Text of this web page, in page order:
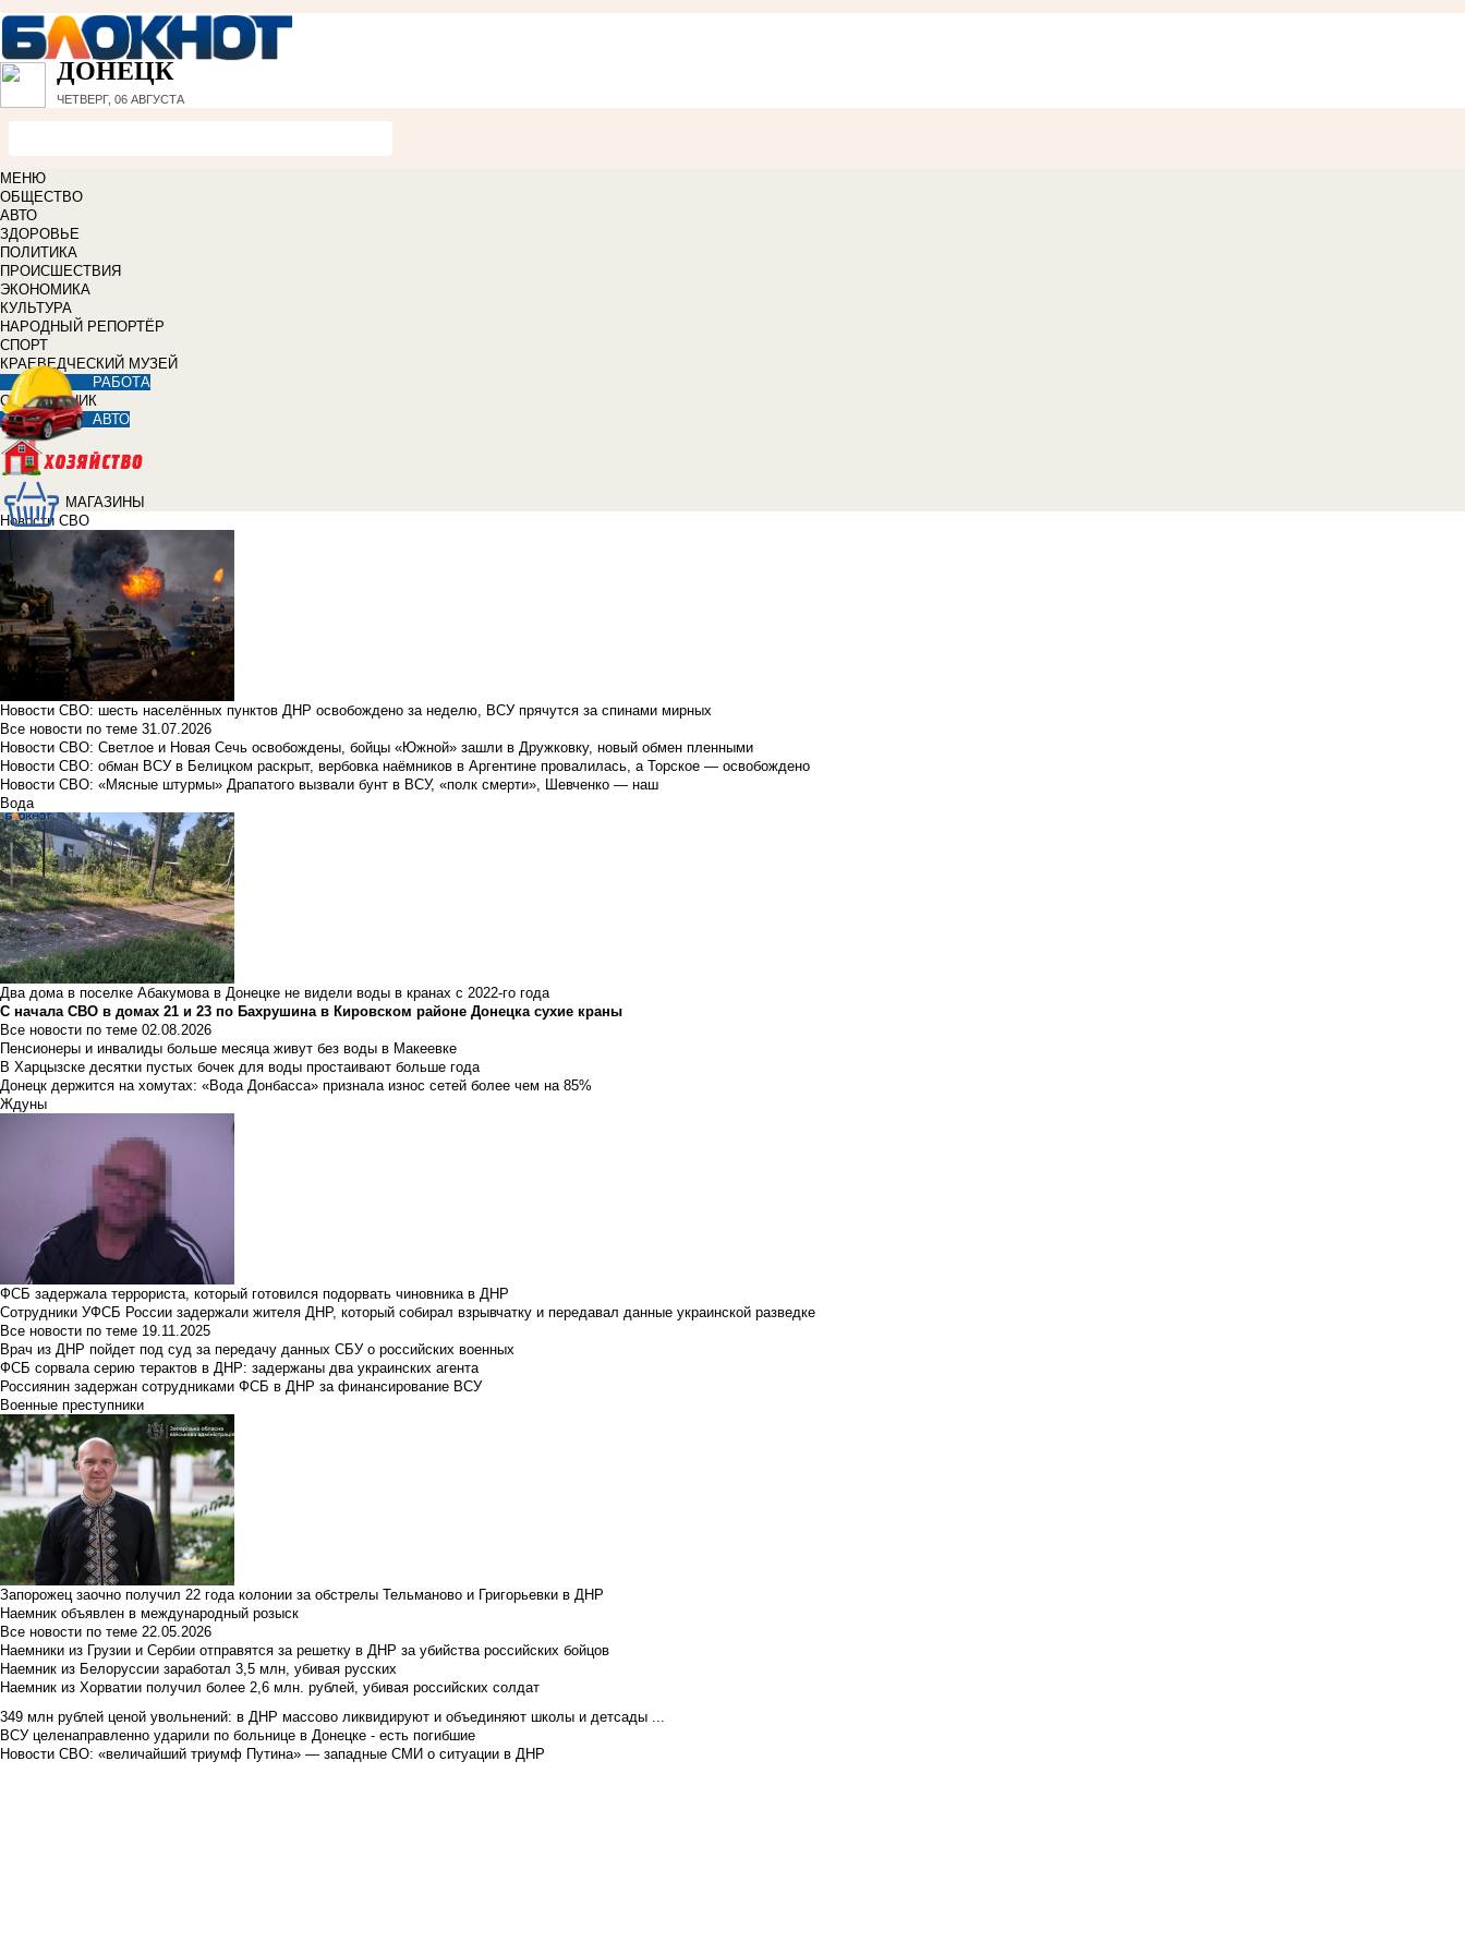
ДОНЕЦК
ЧЕТВЕРГ, 06 АВГУСТА
МЕНЮ
ОБЩЕСТВО
АВТО
ЗДОРОВЬЕ
ПОЛИТИКА
ПРОИСШЕСТВИЯ
ЭКОНОМИКА
КУЛЬТУРА
НАРОДНЫЙ РЕПОРТЁР
СПОРТ
КРАЕВЕДЧЕСКИЙ МУЗЕЙ
РАБОТА
СПРАВОЧНИК
АВТО
МАГАЗИНЫ
Новости СВО
Новости СВО: шесть населённых пунктов ДНР освобождено за неделю, ВСУ прячутся за спинами мирных
Все новости по теме 31.07.2026
Новости СВО: Светлое и Новая Сечь освобождены, бойцы «Южной» зашли в Дружковку, новый обмен пленными
Новости СВО: обман ВСУ в Белицком раскрыт, вербовка наёмников в Аргентине провалилась, а Торское — освобождено
Новости СВО: «Мясные штурмы» Драпатого вызвали бунт в ВСУ, «полк смерти», Шевченко — наш
Вода
Два дома в поселке Абакумова в Донецке не видели воды в кранах с 2022-го года
С начала СВО в домах 21 и 23 по Бахрушина в Кировском районе Донецка сухие краны
Все новости по теме 02.08.2026
Пенсионеры и инвалиды больше месяца живут без воды в Макеевке
В Харцызске десятки пустых бочек для воды простаивают больше года
Донецк держится на хомутах: «Вода Донбасса» признала износ сетей более чем на 85%
Ждуны
ФСБ задержала террориста, который готовился подорвать чиновника в ДНР
Сотрудники УФСБ России задержали жителя ДНР, который собирал взрывчатку и передавал данные украинской разведке
Все новости по теме 19.11.2025
Врач из ДНР пойдет под суд за передачу данных СБУ о российских военных
ФСБ сорвала серию терактов в ДНР: задержаны два украинских агента
Россиянин задержан сотрудниками ФСБ в ДНР за финансирование ВСУ
Военные преступники
Запорожец заочно получил 22 года колонии за обстрелы Тельманово и Григорьевки в ДНР
Наемник объявлен в международный розыск
Все новости по теме 22.05.2026
Наемники из Грузии и Сербии отправятся за решетку в ДНР за убийства российских бойцов
Наемник из Белоруссии заработал 3,5 млн, убивая русских
Наемник из Хорватии получил более 2,6 млн. рублей, убивая российских солдат
349 млн рублей ценой увольнений: в ДНР массово ликвидируют и объединяют школы и детсады ...
ВСУ целенаправленно ударили по больнице в Донецке - есть погибшие
Новости СВО: «величайший триумф Путина» — западные СМИ о ситуации в ДНР